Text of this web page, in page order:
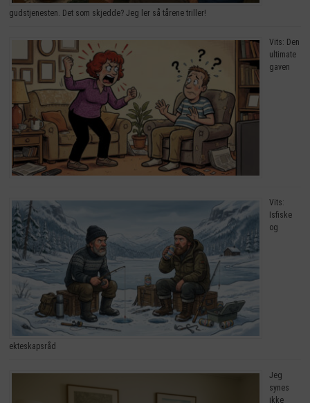
gudstjenesten. Det som skjedde? Jeg ler så tårene triller!
Vits: Den
ultimate
gaven
Vits:
Isfiske
og
ekteskapsråd
Jeg
synes
ikke